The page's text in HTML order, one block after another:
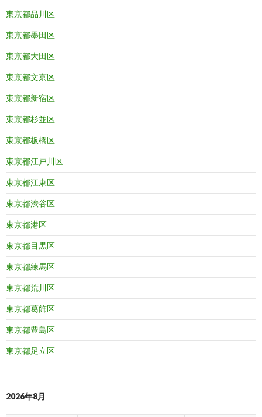
東京都品川区
東京都墨田区
東京都大田区
東京都文京区
東京都新宿区
東京都杉並区
東京都板橋区
東京都江戸川区
東京都江東区
東京都渋谷区
東京都港区
東京都目黒区
東京都練馬区
東京都荒川区
東京都葛飾区
東京都豊島区
東京都足立区
2026年8月